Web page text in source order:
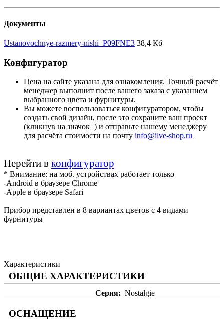
Документы
Ustanovochnye-razmery-nishi_P09FNE3 38,4 Кб
Конфигуратор
Цена на сайте указана для ознакомления. Точный расчёт
менеджер выполнит после вашего заказа с указанием
выбранного цвета и фурнитуры.
Вы можете воспользоваться конфигуратором, чтобы
создать свой дизайн, после это сохраните ваш проект
(кликнув на значок ) и отправьте нашему менеджеру
для расчёта стоимости на почту info@ilve-shop.ru
Перейти в конфигуратор
* Внимание: на моб. устройствах работает только
-Android в браузере Chrome
-Apple в браузере Safari
Прибор представлен в 8 вариантах цветов с 4 видами
фурнитуры
Характеристики
ОБЩИЕ ХАРАКТЕРИСТИКИ
Серия Nostalgie
ОСНАЩЕНИЕ